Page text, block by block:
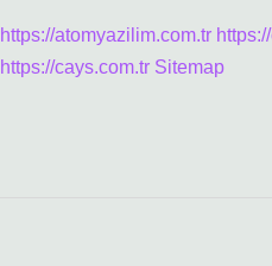
https://atomyazilim.com.tr
https://cays.com.tr Sitemap